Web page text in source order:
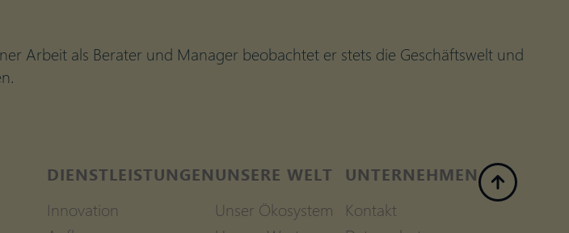
Arbeit als Berater und Manager beobachtet er stets die Geschäftswelt und
DIENSTLEISTUNGEN
Innovation
UNSERE WELT
Unser Ökosystem
UNTERNEHMEN
Kontakt